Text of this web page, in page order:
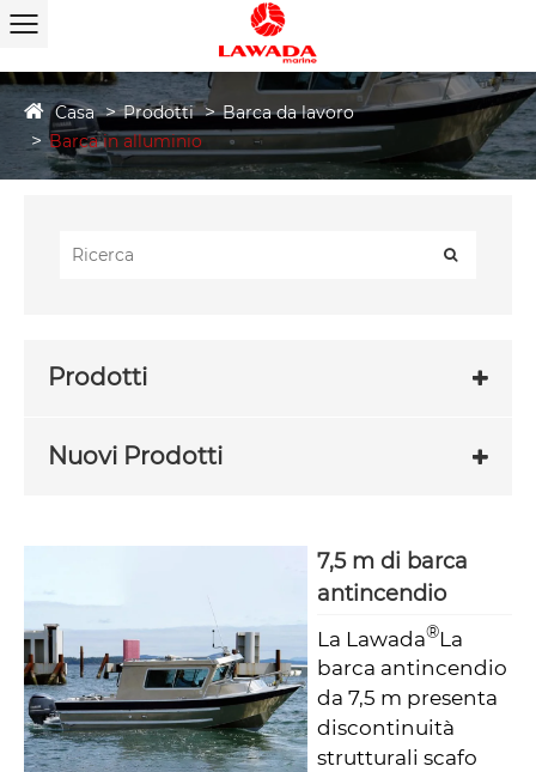
Casa Prodotti
Barca da lavoro
Barca in alluminio
Prodotti
Nuovi Prodotti
7,5 m di barca
antincendio
La Lawada®La
barca antincendio
da 7,5 m presenta
discontinuità
strutturali scafo